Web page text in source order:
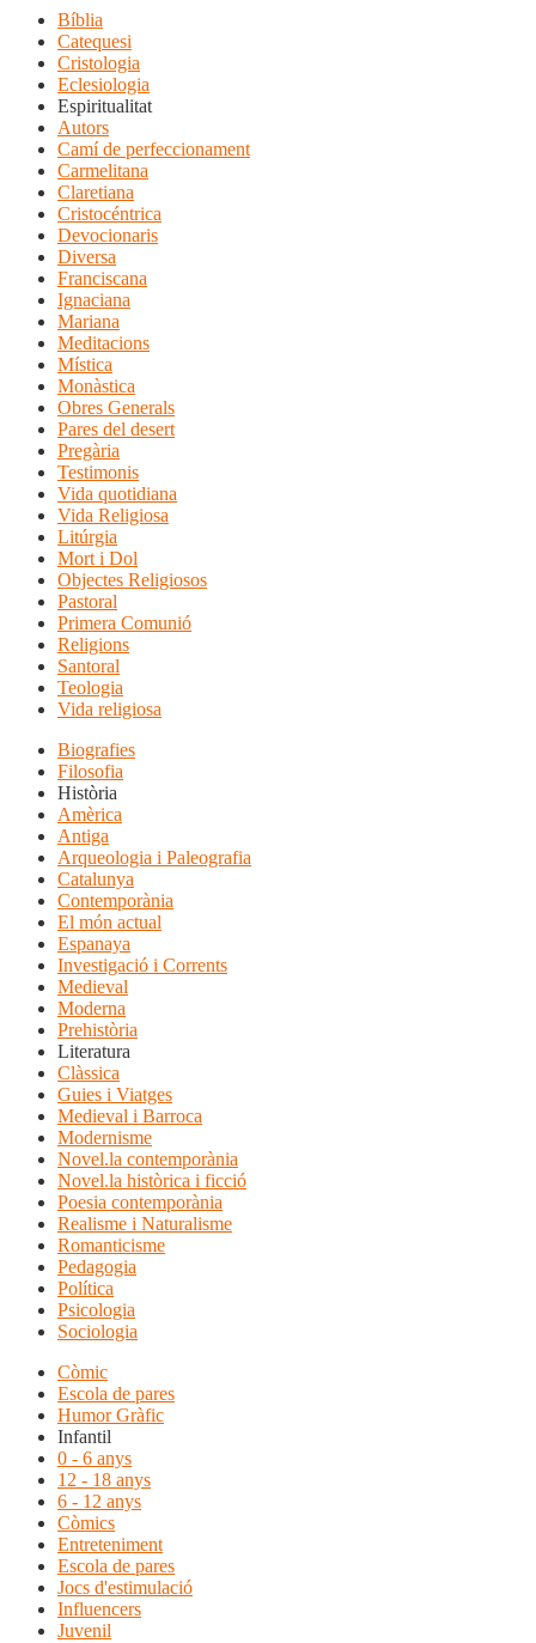
Bíblia
Catequesi
Cristologia
Eclesiologia
Espiritualitat
Autors
Camí de perfeccionament
Carmelitana
Claretiana
Cristocéntrica
Devocionaris
Diversa
Franciscana
Ignaciana
Mariana
Meditacions
Mística
Monàstica
Obres Generals
Pares del desert
Pregària
Testimonis
Vida quotidiana
Vida Religiosa
Litúrgia
Mort i Dol
Objectes Religiosos
Pastoral
Primera Comunió
Religions
Santoral
Teologia
Vida religiosa
Biografies
Filosofia
Història
Amèrica
Antiga
Arqueologia i Paleografia
Catalunya
Contemporània
El món actual
Espanaya
Investigació i Corrents
Medieval
Moderna
Prehistòria
Literatura
Clàssica
Guies i Viatges
Medieval i Barroca
Modernisme
Novel.la contemporània
Novel.la històrica i ficció
Poesia contemporània
Realisme i Naturalisme
Romanticisme
Pedagogia
Política
Psicologia
Sociologia
Còmic
Escola de pares
Humor Gràfic
Infantil
0 - 6 anys
12 - 18 anys
6 - 12 anys
Còmics
Entreteniment
Escola de pares
Jocs d'estimulació
Influencers
Juvenil